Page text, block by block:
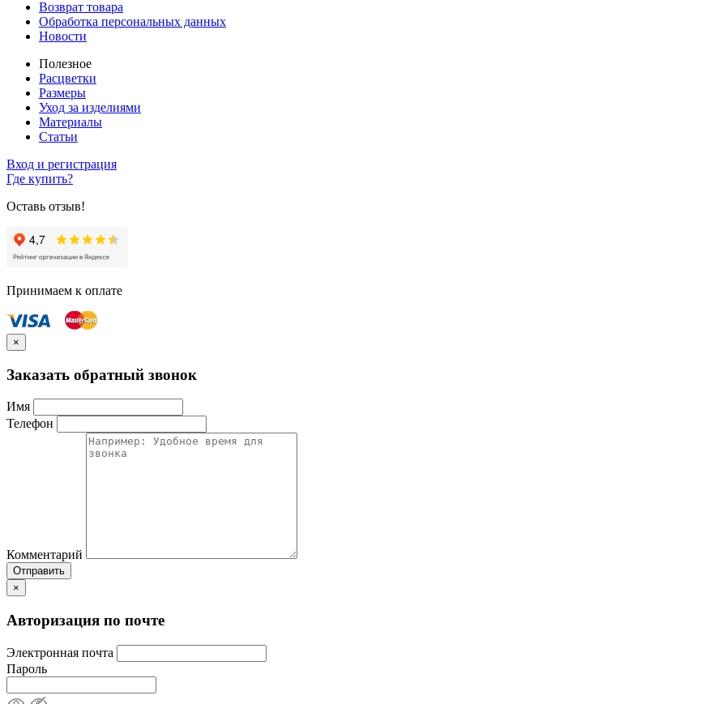
Возврат товара
Обработка персональных данных
Новости
Полезное
Расцветки
Размеры
Уход за изделиями
Материалы
Статьи
Вход и регистрация
Где купить?
Оставь отзыв!
Принимаем к оплате
×
Заказать обратный звонок
Имя
Телефон
Комментарий
Отправить
×
Авторизация по почте
Электронная почта
Пароль